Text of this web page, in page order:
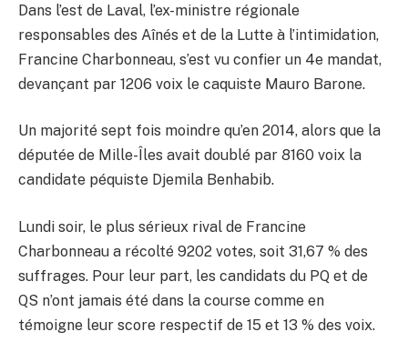
Dans l’est de Laval, l’ex-ministre régionale
responsables des Aînés et de la Lutte à l’intimidation,
Francine Charbonneau, s’est vu confier un 4e mandat,
devançant par 1206 voix le caquiste Mauro Barone.
Un majorité sept fois moindre qu’en 2014, alors que la
députée de Mille-Îles avait doublé par 8160 voix la
candidate péquiste Djemila Benhabib.
Lundi soir, le plus sérieux rival de Francine
Charbonneau a récolté 9202 votes, soit 31,67 % des
suffrages. Pour leur part, les candidats du PQ et de
QS n’ont jamais été dans la course comme en
témoigne leur score respectif de 15 et 13 % des voix.